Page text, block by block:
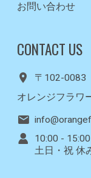
お問い合わせ
CONTACT US
〒102-
オレンジフラワ
10:00 - 15:00
土日・祝 休